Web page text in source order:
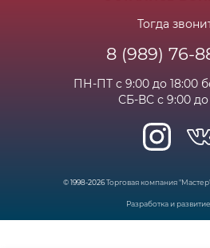
Часто задаваемые вопросы
Тогда
8 (989) 76-
ПН-ПТ с 9:00 до 18:00
СБ-ВС с 9:00 до
© 1998-2026Торговая компания "Мастер"
Разработка и